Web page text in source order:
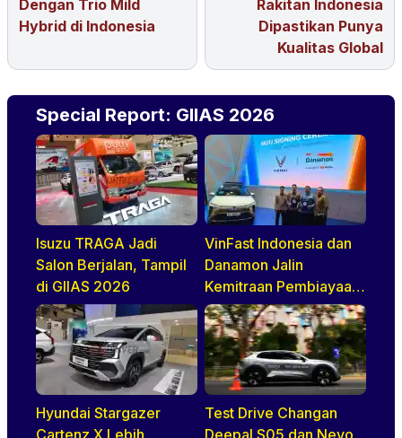
Dengan Trio Mild
Hybrid di Indonesia
Rakitan Indonesia
Dipastikan Punya
Kualitas Global
Special Report: GIIAS 2026
Isuzu TRAGA Jadi
Salon Berjalan, Tampil
di GIIAS 2026
VinFast Indonesia dan
Danamon Jalin
Kemitraan Pembiayaan
Dealer
Hyundai Stargazer
Cartenz X Lebih
Test Drive Changan
Deepal S05 dan Nevo